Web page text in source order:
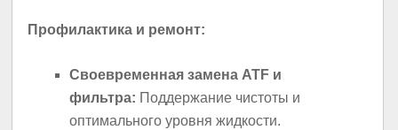
Профилактика и ремонт:
Своевременная замена ATF и
фильтра: Поддержание чистоты и
оптимального уровня жидкости.